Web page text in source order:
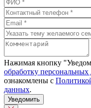
Нажимая кнопку
обработку
ознакомлены с
данных.
Уведомить